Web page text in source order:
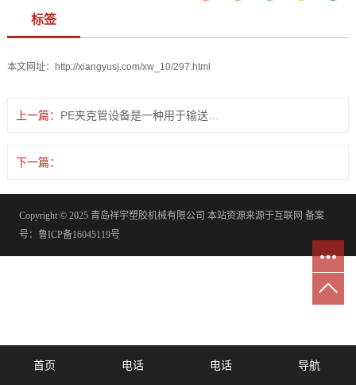
标签
本文网址： http://xiangyusj.com/xw_10/297.html
上一篇： PE夹克管设备是一种用于输送石油和天然气的管道系统，它由聚乙烯材料制成，具有耐腐蚀、耐磨损、重量轻等特点。PE夹克管设备广泛应用于油气田的开发和建设中，为油气资源的开采提供了重要的技术支持。
下一篇：
Copyright © 2025 青岛祥宇塑胶机械有限公司 本站资源来源于互联网 备案
号： 鲁ICP备16045119号
首页 电话 电话 导航